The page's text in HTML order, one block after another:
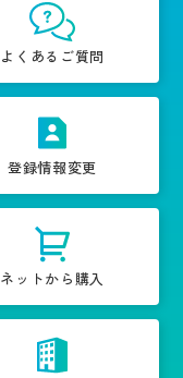
よくあるご質問
登録情報変更
ネットから購入